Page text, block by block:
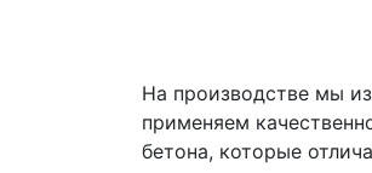
На производстве мы
применяем
бетона, которые